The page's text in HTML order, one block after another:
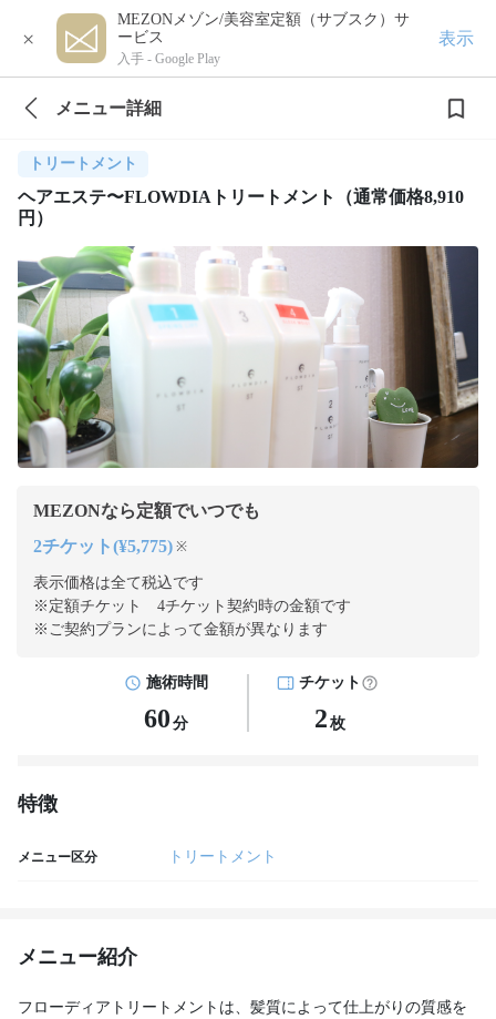
×
MEZONメゾン/美容室定額（サブスク）サ
ービス
入手 - Google Play
表示
メニュー詳細
トリートメント
ヘアエステ〜FLOWDIAトリートメント（通常価格8,910
円）
MEZONなら定額でいつでも
2チケット(¥5,775) ※
表示価格は全て税込です
※定額チケット 4チケット契約時の金額です
※ご契約プランによって金額が異なります
施術時間
60 分
チケット
2 枚
特徴
メニュー区分 トリートメント
メニュー紹介
フローディアトリートメントは、髪質によって仕上がりの質感を